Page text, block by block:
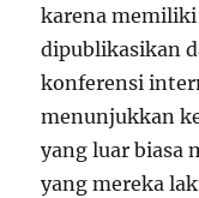
karena
dipublikasikan
konferensi
menunjukkan
yang luar biasa
yang mereka